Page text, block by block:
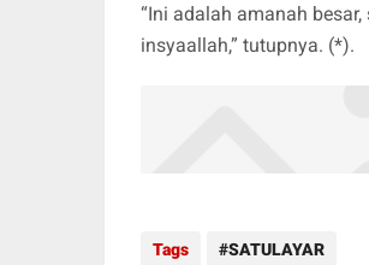
“Ini adalah amanah
insyaallah,” tutupnya. (*).
Tags SATULAYAR